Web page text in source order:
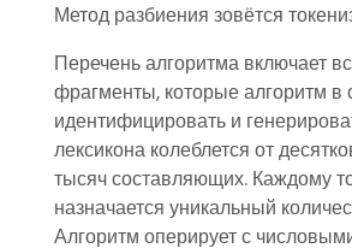
Метод разбиения зовётся
Перечень алгоритма включает
фрагменты, которые алгоритм в
идентифицировать и
лексикона колеблется от
тысяч составляющих. Каждому
назначается уникальный
Алгоритм оперирует с